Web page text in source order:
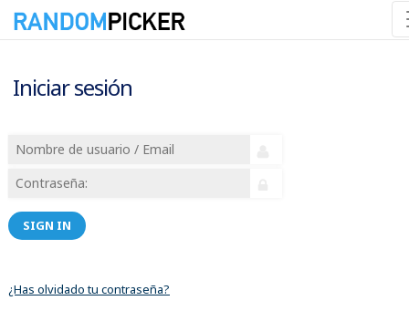
Iniciar sesión
SIGN IN
¿Has olvidado tu contraseña?